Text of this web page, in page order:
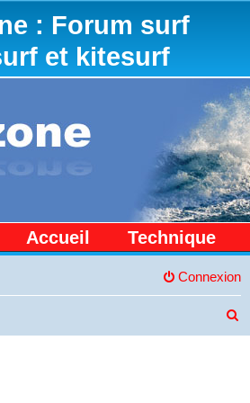
: Forum surf
et kitesurf
Accueil Technique
Connexion